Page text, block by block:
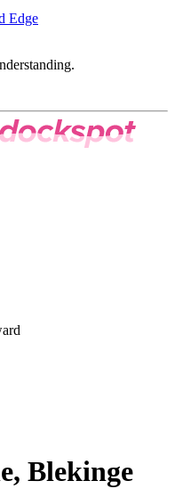
Edge
Blekinge